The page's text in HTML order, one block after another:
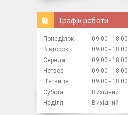
Графік роботи
Понеділок 09:00
18:00
Вівторок
09:00
18:00
Середа
09:00
18:00
Четвер
09:00
18:00
Пʼятниця
09:00
18:00
Субота
Вихідний
Неділя
Вихідний